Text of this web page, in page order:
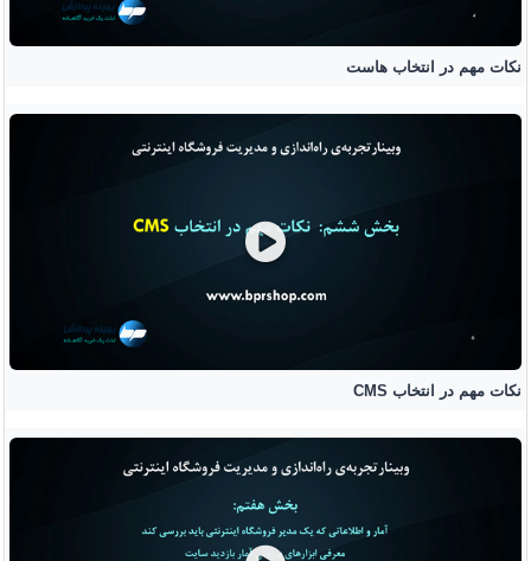
نکات مهم در انتخاب هاست
نکات مهم در انتخاب CMS